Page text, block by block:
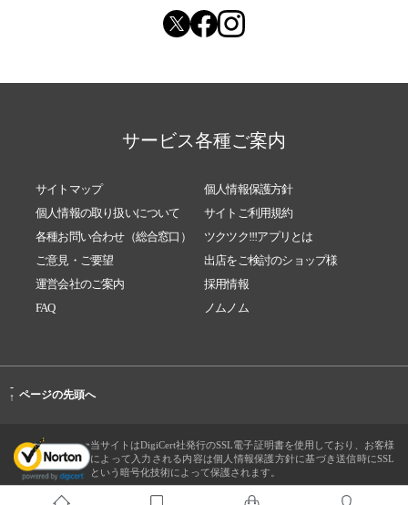
サービス各種ご案内
サイトマップ
個人情報保護方針
個人情報の取り扱いについて
サイトご利用規約
各種お問い合わせ（総合窓口）
ツクツク!!!アプリとは
ご意見・ご要望
出店をご検討のショップ様
運営会社のご案内
採用情報
FAQ
ノムノム
-
↑ ページの先頭へ
当サイトはDigiCert社発行のSSL電子証明書を使用しており、お客様
によって入力される内容は個人情報保護方針に基づき送信時にSSL
という暗号化技術によって保護されます。